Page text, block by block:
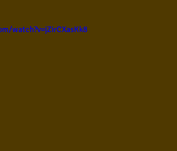
watch?v=jZirCXasKk8